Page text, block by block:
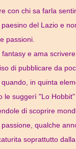
con chi sa farla
del Lazio e
passioni.
e ama
di pubblicare da
in quinta
le suggerì "Lo
di scoprire
qualche
soprattutto